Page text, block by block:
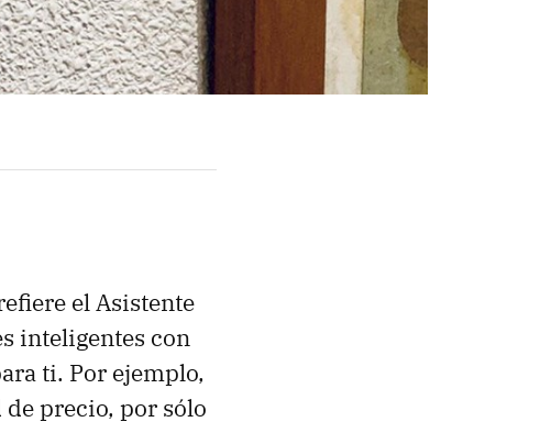
el Asistente
inteligentes con
ti. Por ejemplo,
de precio, por sólo